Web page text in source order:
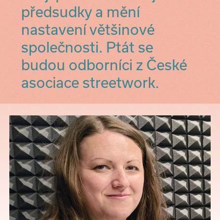
předsudky a mění
nastavení většinové
společnosti. Ptát se
budou odborníci z České
asociace streetwork.